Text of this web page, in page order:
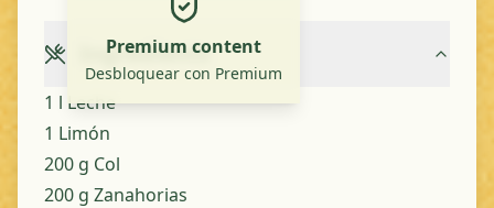
Premium content
Desbloquear con Premium
Ingredients
1 l Leche
1 Limón
200 g Col
200 g Zanahorias